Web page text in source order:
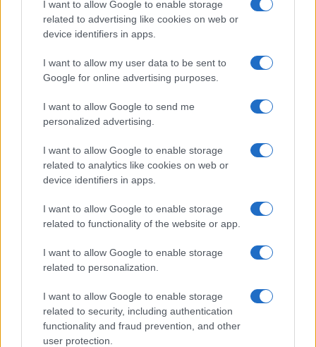
I want to allow Google to enable storage
related to advertising like cookies on web or
device identifiers in apps.
I want to allow my user data to be sent to
Google for online advertising purposes.
I want to allow Google to send me
personalized advertising.
I want to allow Google to enable storage
related to analytics like cookies on web or
device identifiers in apps.
I want to allow Google to enable storage
related to functionality of the website or app.
I want to allow Google to enable storage
related to personalization.
I want to allow Google to enable storage
related to security, including authentication
functionality and fraud prevention, and other
user protection.
Fondos europeos impulsan crecimiento laboral y económico en
el País Vasco
Marta Ruiz · 3 Ago 2026
FINANCIACIÓN